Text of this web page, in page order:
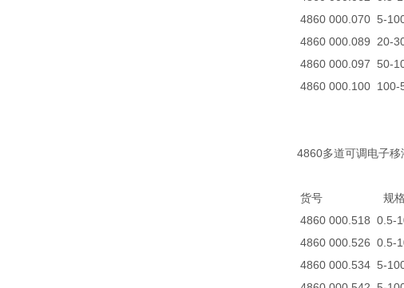
4860 000.070 5-
4860 000.089 20-
4860 000.097 50-
4860 000.100 100-
4860多道可调电子移
货号 规格
4860 000.518
4860 000.526
4860 000.534 5-